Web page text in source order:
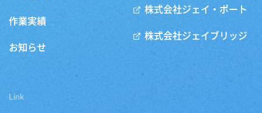
作業実績
お知らせ
株式会社ジェイ・ポート
株式会社ジェイブリッジ
Link